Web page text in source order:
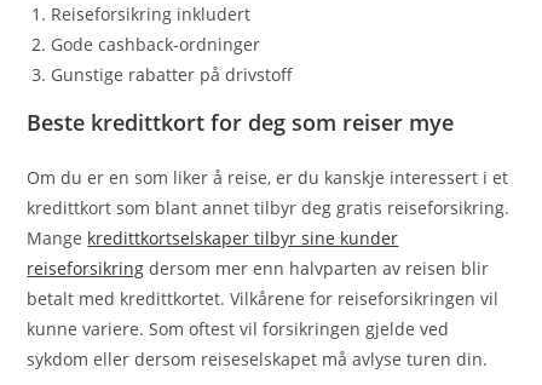
Reiseforsikring inkludert
Gode cashback-ordninger
Gunstige rabatter på drivstoff
Beste kredittkort for deg som reiser mye
Om du er en som liker å reise, er du kanskje interessert i et
kredittkort som blant annet tilbyr deg gratis reiseforsikring.
Mange kredittkortselskaper tilbyr sine kunder
reiseforsikring dersom mer enn halvparten av reisen blir
betalt med kredittkortet. Vilkårene for reiseforsikringen vil
kunne variere. Som oftest vil forsikringen gjelde ved
sykdom eller dersom reiseselskapet må avlyse turen din.